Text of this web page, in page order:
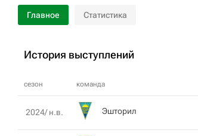
Главное Статистика
История выступлений
сезон команда
2024/ н.в. Эшторил